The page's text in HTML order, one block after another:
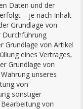
Daten und der
– je nach Inhalt
Grundlage von
Durchführung
Grundlage von Artikel
eines Vertrages,
Grundlage von
unseres
von
sonstiger
von